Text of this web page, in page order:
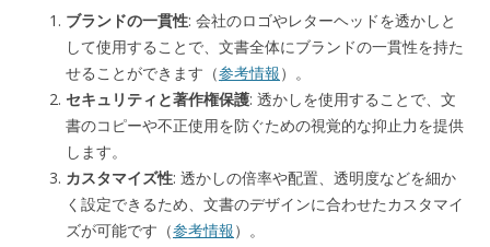
ブランドの一貫性: 会社のロゴやレターヘッドを透かしと
して使用することで、文書全体にブランドの一貫性を持た
せることができます（参考情報）。
セキュリティと著作権保護: 透かしを使用することで、文
書のコピーや不正使用を防ぐための視覚的な抑止力を提供
します。
カスタマイズ性: 透かしの倍率や配置、透明度などを細か
く設定できるため、文書のデザインに合わせたカスタマイ
ズが可能です（参考情報）。